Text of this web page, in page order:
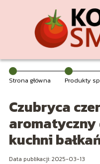
Strona główna Produkty
Czubryca
kuchni
Data publikacji: 2025-03-13